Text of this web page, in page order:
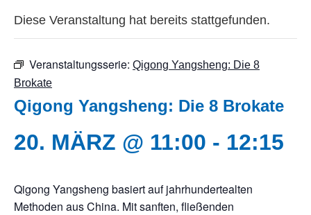
Diese Veranstaltung hat bereits stattgefunden.
Veranstaltungsserie: Qigong Yangsheng: Die 8
Brokate
Qigong Yangsheng: Die 8 Brokate
20. MÄRZ @ 11:00 - 12:15
Qigong Yangsheng basiert auf jahrhundertealten
Methoden aus China. Mit sanften, fließenden